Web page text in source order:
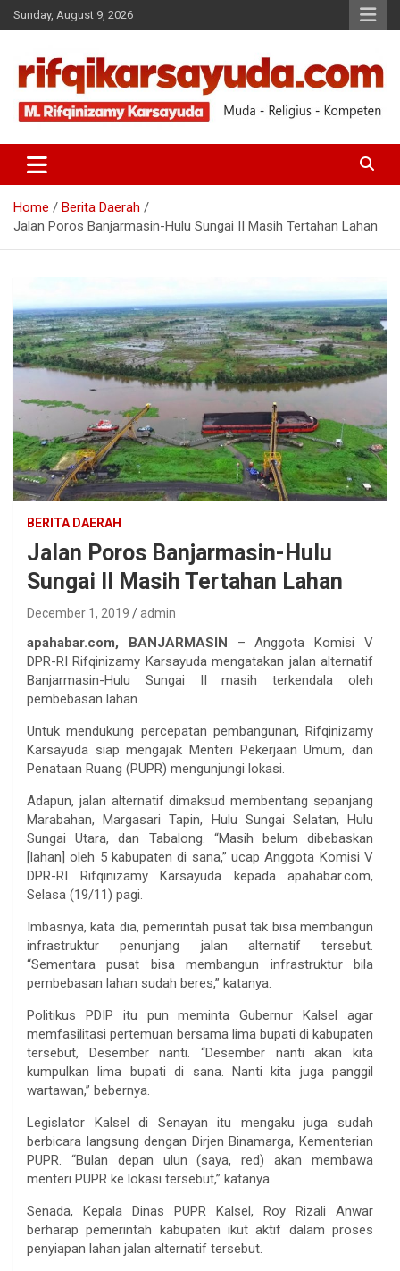
Sunday, August 9, 2026
RIFQI KARSAYUDA
Home
Berita Daerah
Jalan Poros Banjarmasin-Hulu Sungai II Masih Tertahan Lahan
BERITA DAERAH
Jalan Poros Banjarmasin-Hulu
Sungai II Masih Tertahan Lahan
December 1, 2019 admin
apahabar.com, BANJARMASIN – Anggota Komisi V
DPR-RI Rifqinizamy Karsayuda mengatakan jalan alternatif
Banjarmasin-Hulu Sungai II masih terkendala oleh
pembebasan lahan.
Untuk mendukung percepatan pembangunan, Rifqinizamy
Karsayuda siap mengajak Menteri Pekerjaan Umum, dan
Penataan Ruang (PUPR) mengunjungi lokasi.
Adapun, jalan alternatif dimaksud membentang sepanjang
Marabahan, Margasari Tapin, Hulu Sungai Selatan, Hulu
Sungai Utara, dan Tabalong. “Masih belum dibebaskan
[lahan] oleh 5 kabupaten di sana,” ucap Anggota Komisi V
DPR-RI Rifqinizamy Karsayuda kepada apahabar.com,
Selasa (19/11) pagi.
Imbasnya, kata dia, pemerintah pusat tak bisa membangun
infrastruktur penunjang jalan alternatif tersebut.
“Sementara pusat bisa membangun infrastruktur bila
pembebasan lahan sudah beres,” katanya.
Politikus PDIP itu pun meminta Gubernur Kalsel agar
memfasilitasi pertemuan bersama lima bupati di kabupaten
tersebut, Desember nanti. “Desember nanti akan kita
kumpulkan lima bupati di sana. Nanti kita juga panggil
wartawan,” bebernya.
Legislator Kalsel di Senayan itu mengaku juga sudah
berbicara langsung dengan Dirjen Binamarga, Kementerian
PUPR. “Bulan depan ulun (saya, red) akan membawa
menteri PUPR ke lokasi tersebut,” katanya.
Senada, Kepala Dinas PUPR Kalsel, Roy Rizali Anwar
berharap pemerintah kabupaten ikut aktif dalam proses
penyiapan lahan jalan alternatif tersebut.